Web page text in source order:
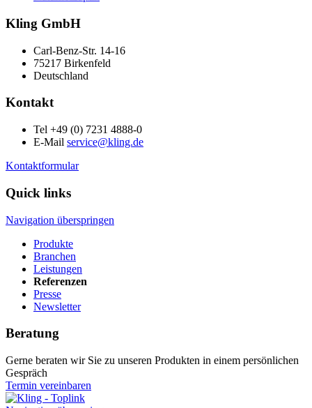
Kling GmbH
Carl-Benz-Str. 14-16
75217 Birkenfeld
Deutschland
Kontakt
Tel +49 (0) 7231 4888-0
E-Mail service@kling.de
Kontaktformular
Quick links
Navigation überspringen
Produkte
Branchen
Leistungen
Referenzen
Presse
Newsletter
Beratung
Gerne beraten wir Sie zu unseren Produkten in einem persönlichen
Gespräch
Termin vereinbaren